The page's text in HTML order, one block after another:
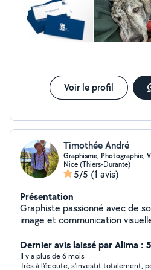
Voir le profil
Timothée André
Graphisme, Photographie,
Nice (Thiers-Durante)
5/5 (1 avis)
Présentation
Graphiste passionné avec de
image et communication
pédagogue. (Fluent in English, if it helps).
pour : · BRANDING : Identité
Dernier avis laissé par Alima :
Il y a plus de 6 mois
Très à l'écoute, s'investit totalement,